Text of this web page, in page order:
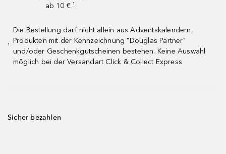
ab 10 € ¹
¹
Die Bestellung darf nicht allein aus Adventskalendern,
Produkten mit der Kennzeichnung "Douglas Partner"
und/oder Geschenkgutscheinen bestehen. Keine Auswahl
möglich bei der Versandart Click & Collect Express
Sicher bezahlen